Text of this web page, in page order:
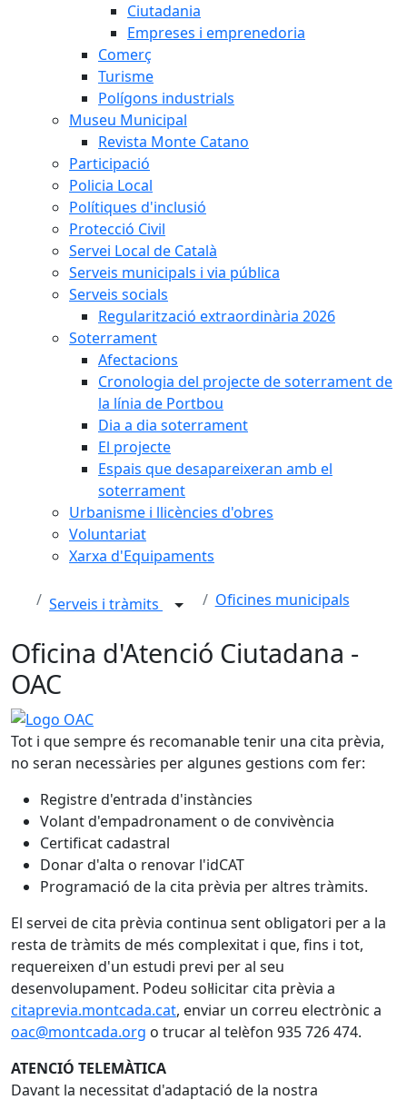
Ciutadania
Empreses i emprenedoria
Comerç
Turisme
Polígons industrials
Museu Municipal
Revista Monte Catano
Participació
Policia Local
Polítiques d'inclusió
Protecció Civil
Servei Local de Català
Serveis municipals i via pública
Serveis socials
Regularització extraordinària 2026
Soterrament
Afectacions
Cronologia del projecte de soterrament de
la línia de Portbou
Dia a dia soterrament
El projecte
Espais que desapareixeran amb el
soterrament
Urbanisme i llicències d'obres
Voluntariat
Xarxa d'Equipaments
Serveis i tràmits Oficines municipals
Oficina d'Atenció Ciutadana -
OAC
Logo OAC
Tot i que sempre és recomanable tenir una cita prèvia,
no seran necessàries per algunes gestions com fer:
Registre d'entrada d'instàncies
Volant d'empadronament o de convivència
Certificat cadastral
Donar d'alta o renovar l'idCAT
Programació de la cita prèvia per altres tràmits.
El servei de cita prèvia continua sent obligatori per a la
resta de tràmits de més complexitat i que, fins i tot,
requereixen d'un estudi previ per al seu
desenvolupament. Podeu sol·licitar cita prèvia a
citaprevia.montcada.cat, enviar un correu electrònic a
oac@montcada.org o trucar al telèfon 935 726 474.
ATENCIÓ TELEMÀTICA
Davant la necessitat d'adaptació de la nostra